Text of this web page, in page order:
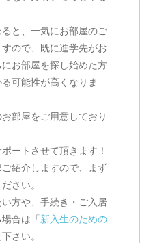
と、一気にお部屋のご
ので、既に進学先がお
お部屋を探し始めた方
可能性が高くなりま
部屋をご用意しており
ートさせて頂きます！
紹介しますので、まず
さい。
方や、手続き・ご入居
合は「 新入生のための
さい。